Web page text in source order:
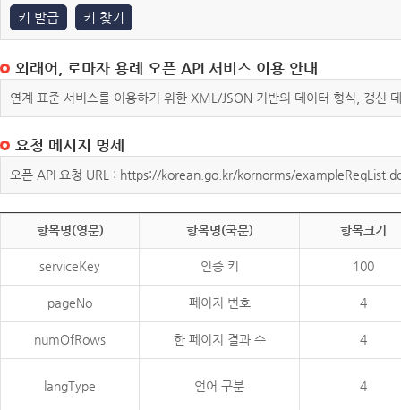
키 발급 키 찾기
외래어, 로마자 용례 오픈 API 서비스 이용 안내
연계 표준 서비스를 이용하기 위한 XML/JSON 기반의 데이터 형식, 갱신
요청 메시지 명세
오픈 API 요청 URL : https://korean.go.kr/kornorms/
항목명(영문) 항목명(국문) 항목크기
serviceKey 인증 키 100
pageNo 페이지 번호 4
numOfRows 한 페이지 결과 수 4
langType 언어 구분 4